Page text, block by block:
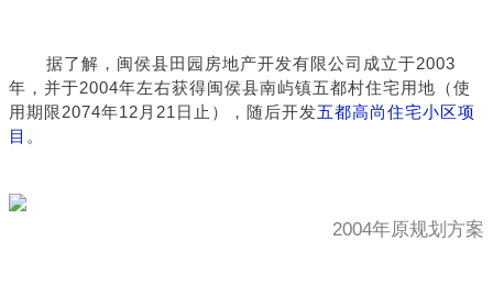
据了解，闽侯县田园房地产开发有限公司成立于2003
年，并于2004年左右获得闽侯县南屿镇五都村住宅用地（使
用期限2074年12月21日止），随后开发五都高尚住宅小区项
目 。
2004年原规划方案